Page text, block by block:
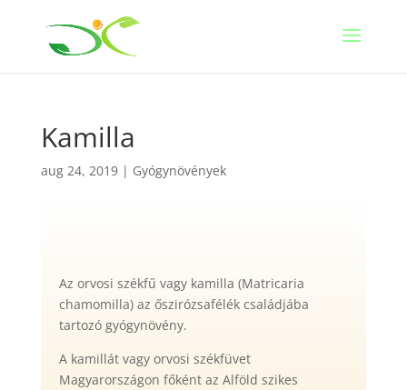
Kamilla
aug 24, 2019| Gyógynövények
Az orvosi székfű vagy kamilla (Matricaria
chamomilla) az őszirózsafélék családjába
tartozó gyógynövény.
A kamillát vagy orvosi székfüvet
Magyarországon főként az Alföld szikes